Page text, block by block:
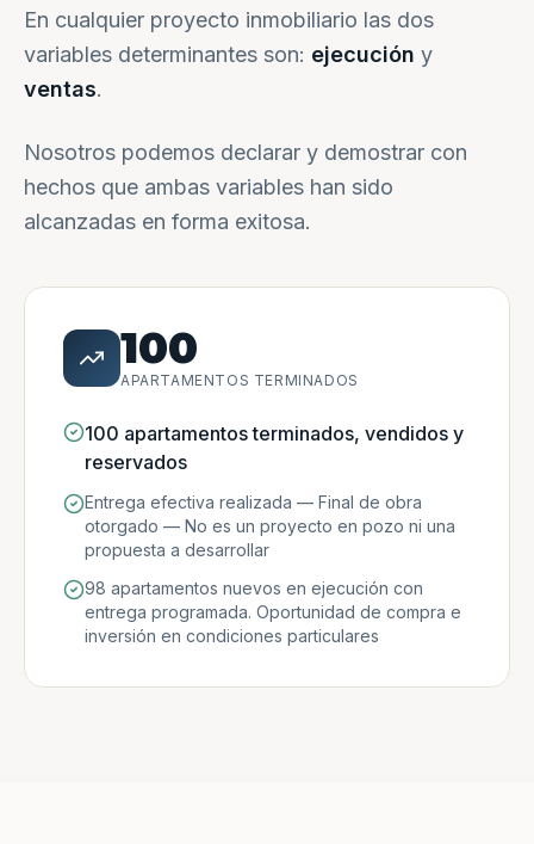
En cualquier proyecto inmobiliario las dos
variables determinantes son: ejecución y
ventas.
Nosotros podemos declarar y demostrar con
hechos que ambas variables han sido
alcanzadas en forma exitosa.
100
APARTAMENTOS TERMINADOS
100 apartamentos terminados, vendidos y
reservados
Entrega efectiva realizada — Final de obra
otorgado — No es un proyecto en pozo ni una
propuesta a desarrollar
98 apartamentos nuevos en ejecución con
entrega programada. Oportunidad de compra e
inversión en condiciones particulares